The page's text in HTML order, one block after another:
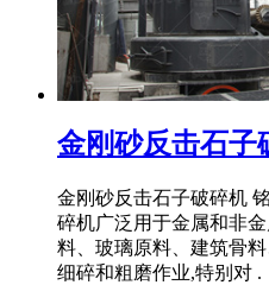
金刚砂反击石子
金刚砂反击石子破碎机
碎机广泛用于金属和非
料、玻璃原料、建筑骨
细碎和粗磨作业,特别对 .